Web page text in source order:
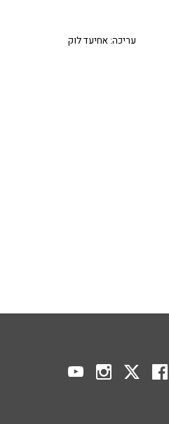
עריכה: אחיעד לוק